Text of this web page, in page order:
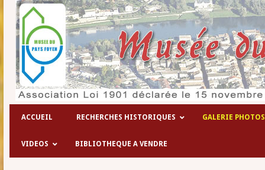
Les hôpitaux temporaires de la 1° guerre
ACCUEIL RECHERCHES HISTORIQUES GALERIE PHOTOS
VIDEOS BIBLIOTHEQUE A VENDRE